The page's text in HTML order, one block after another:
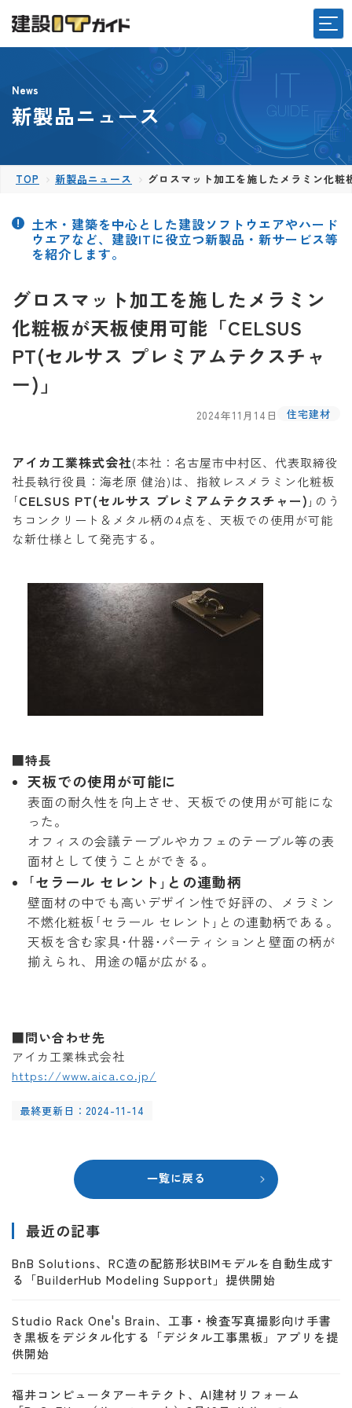
News
新製品ニュース
TOP 新製品ニュース グロスマット加工を施したメラミン化
土木・建築を中心とした建設ソフトウエアやハード
ウエアなど、建設ITに役立つ新製品・新サービス等
を紹介します。
グロスマット加工を施したメラミン
化粧板が天板使用可能「CELSUS
PT(セルサス プレミアムテクスチャ
ー)」
2024年11月14日 住宅建材
アイカ工業株式会社(本社：名古屋市中村区、代表取締役
社長執行役員：海老原 健治)は、指紋レスメラミン化粧板
｢CELSUS PT(セルサス プレミアムテクスチャー) ｣のう
ちコンクリート＆メタル柄の4点を、天板での使用が可能
な新仕様として発売する。
■特長
天板での使用が可能に
表面の耐久性を向上させ、天板での使用が可能にな
った。
オフィスの会議テーブルやカフェのテーブル等の表
面材として使うことができる。
｢セラール セレント｣との連動柄
壁面材の中でも高いデザイン性で好評の、メラミン
不燃化粧板｢セラール セレント｣との連動柄である。
天板を含む家具･什器･パーティションと壁面の柄が
揃えられ、用途の幅が広がる。
■問い合わせ先
アイカ工業株式会社
https://www.aica.co.jp/
最終更新日：2024-11-14
一覧に戻る
最近の記事
BnB Solutions、RC造の配筋形状BIMモデルを自動生成す
る「BuilderHub Modeling Support」提供開始
Studio Rack One's Brain、工事・検査写真撮影向け手書
き黒板をデジタル化する「デジタル工事黒板」アプリを提
供開始
福井コンピュータアーキテクト、AI建材リフォーム